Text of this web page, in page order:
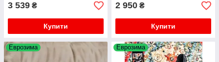
3 539 ₴
Купити
2 950 ₴
Купити
Еврозима Еврозима